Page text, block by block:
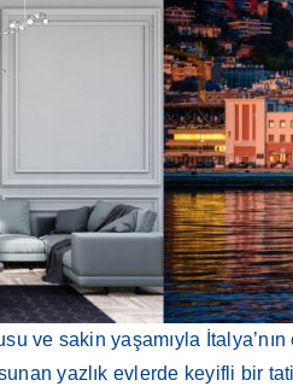
ve sakin yaşamıyla
yazlık evlerde keyifli bir